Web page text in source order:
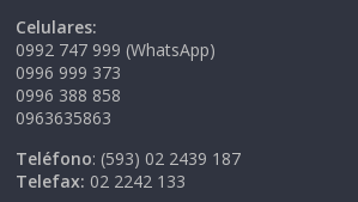
Celulares:
0992 747 999 (WhatsApp)
0996 999 373
0996 388 858
0963635863
Teléfono: (593) 02 2439 187
Telefax: 02 2242 133